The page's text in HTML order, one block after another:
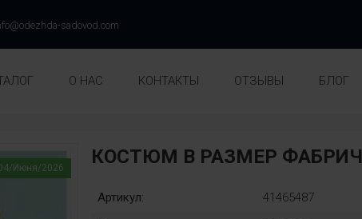
sadovod.com
О НАС КОНТАКТЫ ОТЗЫВЫ БЛОГ
Июня/2026 КОСТЮМ В РАЗМЕР
Артикул: 41465487